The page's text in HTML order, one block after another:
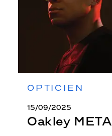
OPTICIEN
15/09/2025
Oakley META